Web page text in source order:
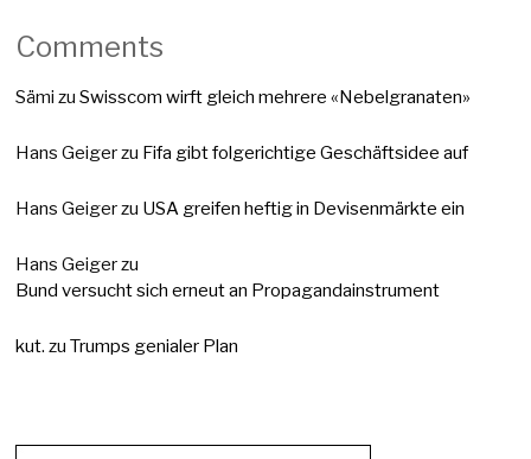
Comments
Sämi zuSwisscom wirft gleich mehrere «Nebelgranaten»
Hans Geigerzu Fifa gibt folgerichtige Geschäftsidee auf
Hans Geigerzu USA greifen heftig in Devisenmärkte ein
Hans Geigerzu
Bund versucht sich erneut an Propagandainstrument
kut. zuTrumps genialer Plan